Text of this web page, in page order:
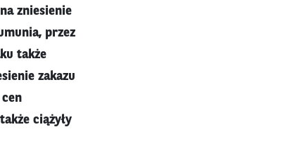
zniesienie
przez
także
zakazu
ciążyły